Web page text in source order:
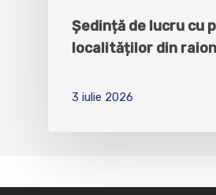
Ședință de lucru cu
localităților din raion
3 iulie 2026